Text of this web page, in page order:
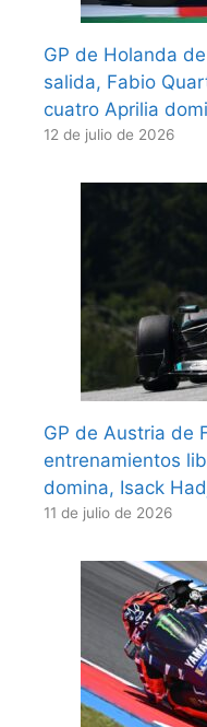
GP de Holanda
salida, Fabio
cuatro Aprilia
12 de julio de 2026
GP de Austria de
entrenamientos
domina, Isack
11 de julio de 2026